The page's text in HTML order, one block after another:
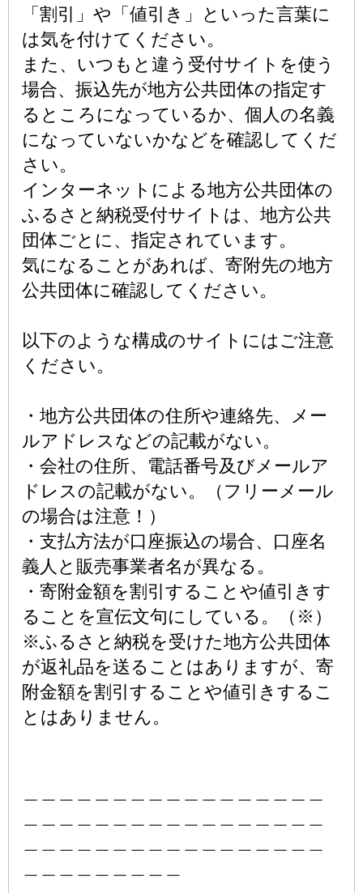
「割引」や「値引き」といった言葉に
は気を付けてください。
また、いつもと違う受付サイトを使う
場合、振込先が地方公共団体の指定す
るところになっているか、個人の名義
になっていないかなどを確認してくだ
さい。
インターネットによる地方公共団体の
ふるさと納税受付サイトは、地方公共
団体ごとに、指定されています。
気になることがあれば、寄附先の地方
公共団体に確認してください。
以下のような構成のサイトにはご注意
ください。
・地方公共団体の住所や連絡先、メー
ルアドレスなどの記載がない。
・会社の住所、電話番号及びメールア
ドレスの記載がない。（フリーメール
の場合は注意！）
・支払方法が口座振込の場合、口座名
義人と販売事業者名が異なる。
・寄附金額を割引することや値引きす
ることを宣伝文句にしている。（※）
※ふるさと納税を受けた地方公共団体
が返礼品を送ることはありますが、寄
附金額を割引することや値引きするこ
とはありません。